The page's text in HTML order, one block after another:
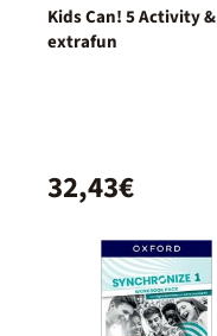
Kids Can! 5 Activity &
extrafun
32,43€